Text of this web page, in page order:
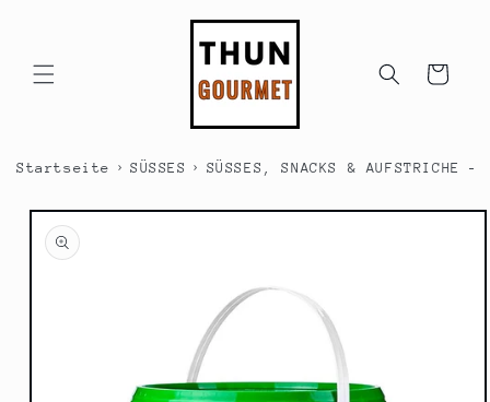
Warenkorb
Startseite › SÜSSES › SÜSSES, SNACKS & AUFSTRICHE -